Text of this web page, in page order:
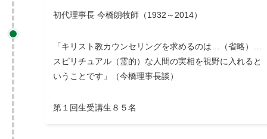
初代理事長 今橋朗牧師（1932～2014）
「キリスト教カウンセリングを求めるのは…（省略）…
スピリチュアル（霊的）な人間の実相を視野に入れると
いうことです」（今橋理事長談）
第１回生受講生８５名